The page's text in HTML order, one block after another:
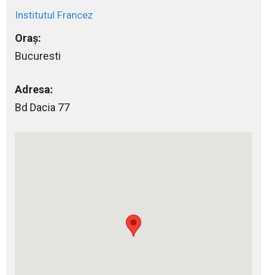
Institutul Francez
Oraș:
Bucuresti
Adresa:
Bd Dacia 77